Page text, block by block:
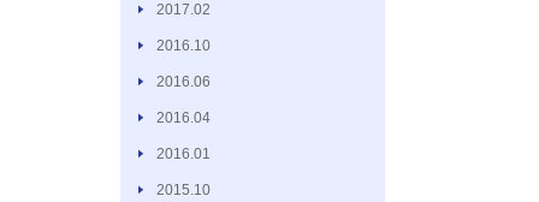
2017.02
2016.10
2016.06
2016.04
2016.01
2015.10